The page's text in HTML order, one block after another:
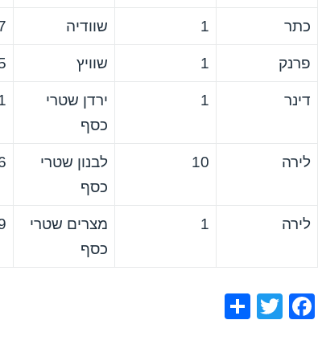
כתר 1 שוודיה
פרנק 1 שוויץ
דינר 1
ירדן שטרי
כסף
לירה 10
לבנון שטרי
כסף
לירה 1
מצרים שטרי
כסף
F
T